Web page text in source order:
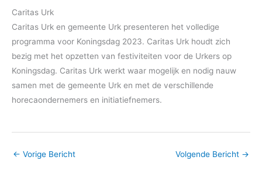
Caritas Urk
Caritas Urk en gemeente Urk presenteren het volledige
programma voor Koningsdag 2023. Caritas Urk houdt zich
bezig met het opzetten van festiviteiten voor de Urkers op
Koningsdag. Caritas Urk werkt waar mogelijk en nodig nauw
samen met de gemeente Urk en met de verschillende
horecaondernemers en initiatiefnemers.
← Vorige Bericht Volgende Bericht →